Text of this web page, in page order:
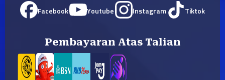
Facebook Youtube Instagram Tiktok
Pembayaran Atas Talian